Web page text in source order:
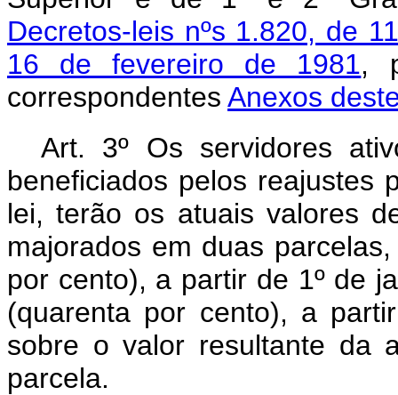
Decretos-leis nºs 1.820, de
16 de fevereiro de 1981,
correspondentes Anexos
Art. 3º Os servidores
beneficiados pelos reajustes
lei, terão os atuais valores
majorados em duas
por cento), a partir de 1º de
(quarenta por cento), a
sobre o valor resultante da
parcela.